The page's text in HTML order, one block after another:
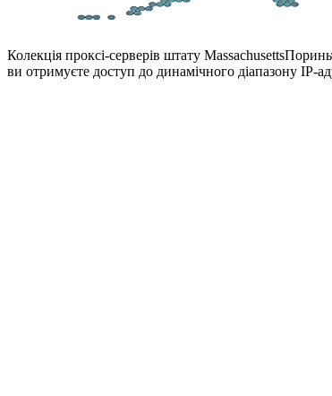
Колекція проксі-серверів штату Massachusetts
ви отримуєте доступ до динамічного діапазону IP-